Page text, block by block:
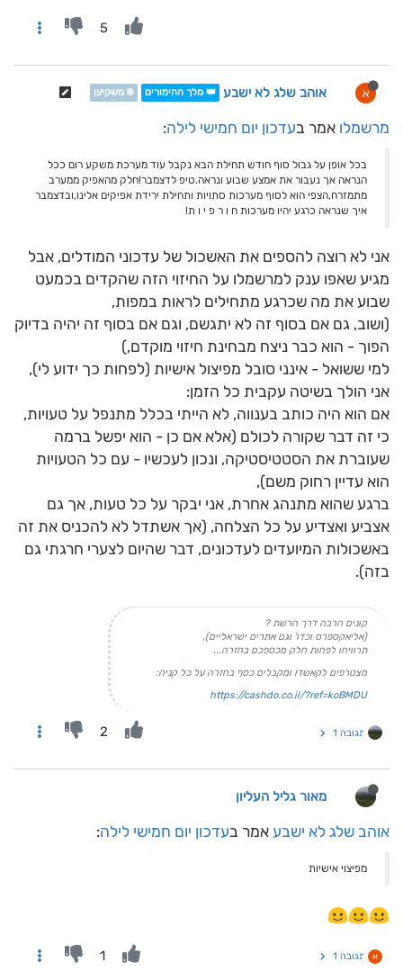
5
א אוהב שלג לא ישבע 👑 מלך ההימורים ❄️ משקיען
מרשמלו אמר בעדכון יום חמישי לילה:
בכל אופן על גבול סוף חודש תחילת הבא נקבל עוד מערכת משקע רום ככל
הנראה אך נעבור את אמצע שבוע ונראה.טיפ לדצמבר!חלק מהאפיק ממערב
מתמזרח,הצפי הוא לסוף מערכות סתויות ותחילת ירידת אפיקים אלינו,ובדצמבר
איך שנראה כרגע יהיו מערכות ח ו ר פ י ו ת!
אני לא רוצה להספים את האשכול של עדכוני המודלים, אבל
מגיע שאפו ענק למרשמלו על החיזוי הזה שהקדים בכמעט
שבוע את מה שכרגע מתחילים לראות במפות,
(ושוב, גם אם בסוף זה לא יתגשם, וגם אם בסוף זה יהיה בדיוק
הפוך - הוא כבר ניצח מבחינת חיזוי מוקדם,)
למי ששואל - אינני סובל מפיצול אישיות (לפחות כך ידוע לי),
אני הולך בשיטה עקבית כל הזמן:
אם הוא היה כותב בענווה, לא הייתי בכלל מתנפל על טעויות,
כי זה דבר שקורה לכולם (אלא אם כן - הוא יפשל ברמה
שעוברת את הסטטיסטיקה, ונכון לעכשיו - עם כל הטעויות
הוא עדיין רחוק משם),
ברגע שהוא מתנהג אחרת, אני יבקר על כל טעות, אך גם
אצביע ואצדיע על כל הצלחה, (אך אשתדל לא להכניס את זה
באשכולות המיועדים לעדכונים, דבר שהיום לצערי חרגתי גם
בזה).
קונים הרבה דרך הרשת ?
(אליאקספרס וכדו' וגם אתרים ישראליים),
תרוויחו לפחות חלק מכספכם בחזרה...
מצטרפים לקאשדו ומקבלים כסף בחזרה על כל קניה:
https://cashdo.co.il/?ref=koBMDU
תגובה 1 2
מאור גליל העליון
אוהב שלג לא ישבע אמר בעדכון יום חמישי לילה:
מפיצוי אישיות
א תגובה 1 1